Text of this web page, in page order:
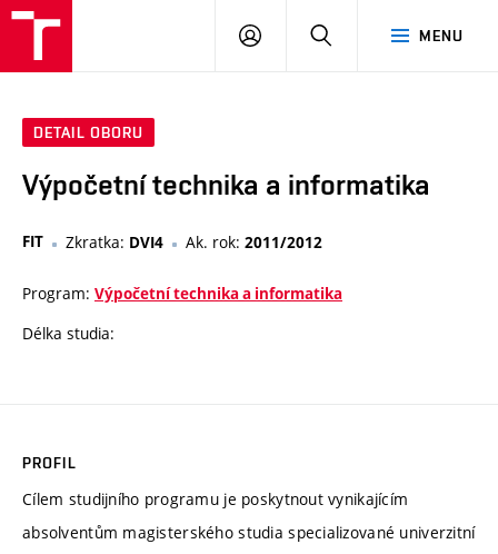
MENU
PŘIHLÁSIT
DETAIL OBORU
Výpočetní technika a informatika
FIT Zkratka: DVI4 Ak. rok: 2011/2012
Program: Výpočetní technika a informatika
Délka studia:
PROFIL
Cílem studijního programu je poskytnout vynikajícím
absolventům magisterského studia specializované univerzitní